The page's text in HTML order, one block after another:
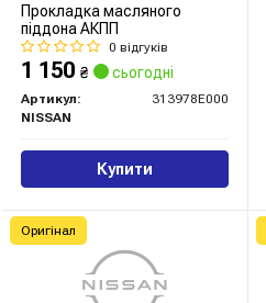
Прокладка масляного
піддона АКПП
0 відгуків
1 150 ₴ сьогодні
Артикул:
313978E000
NISSAN
Купити
Оригінал